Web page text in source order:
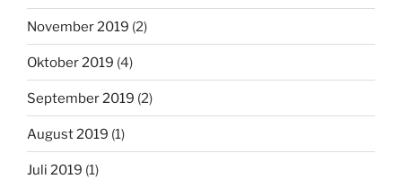
November 2019 (2)
Oktober 2019 (4)
September 2019 (2)
August 2019 (1)
Juli 2019 (1)